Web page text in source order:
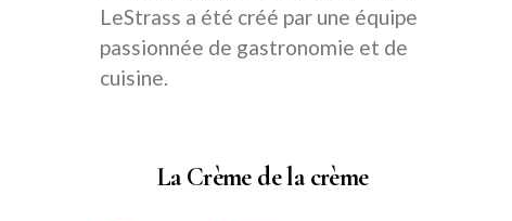
LeStrass a été créé par une équipe
passionnée de gastronomie et de
cuisine.
La Crème de la crème